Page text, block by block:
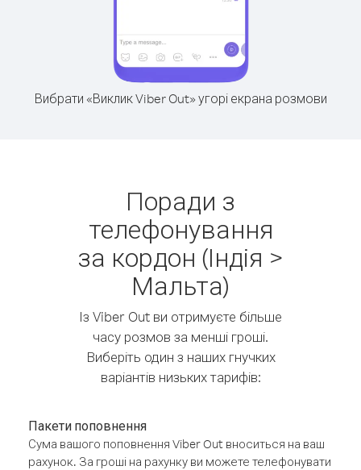
Вибрати «Виклик Viber Out» угорі екрана розмови
Поради з
телефонування
за кордон (Індія >
Мальта)
Із Viber Out ви отримуєте більше
часу розмов за менші гроші.
Виберіть один з наших гнучких
варіантів низьких тарифів:
Пакети поповнення
Сума вашого поповнення Viber Out вноситься на ваш
рахунок. За гроші на рахунку ви можете телефонувати